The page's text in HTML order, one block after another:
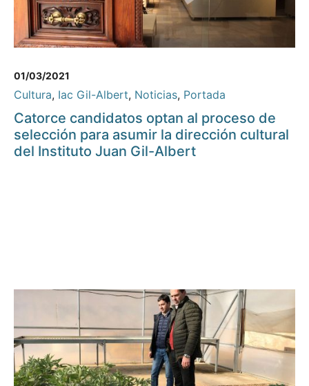
01/03/2021
Cultura, Iac Gil-Albert, Noticias, Portada
Catorce candidatos optan al proceso de
selección para asumir la dirección cultural
del Instituto Juan Gil-Albert